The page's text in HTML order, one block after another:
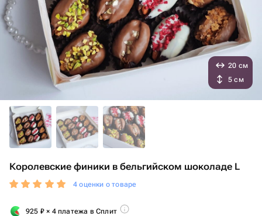
Королевские финики в бельгийском шоколаде L
4 оценки о товаре
925 ₽ × 4 платежа в Сплит
20 см
5 см